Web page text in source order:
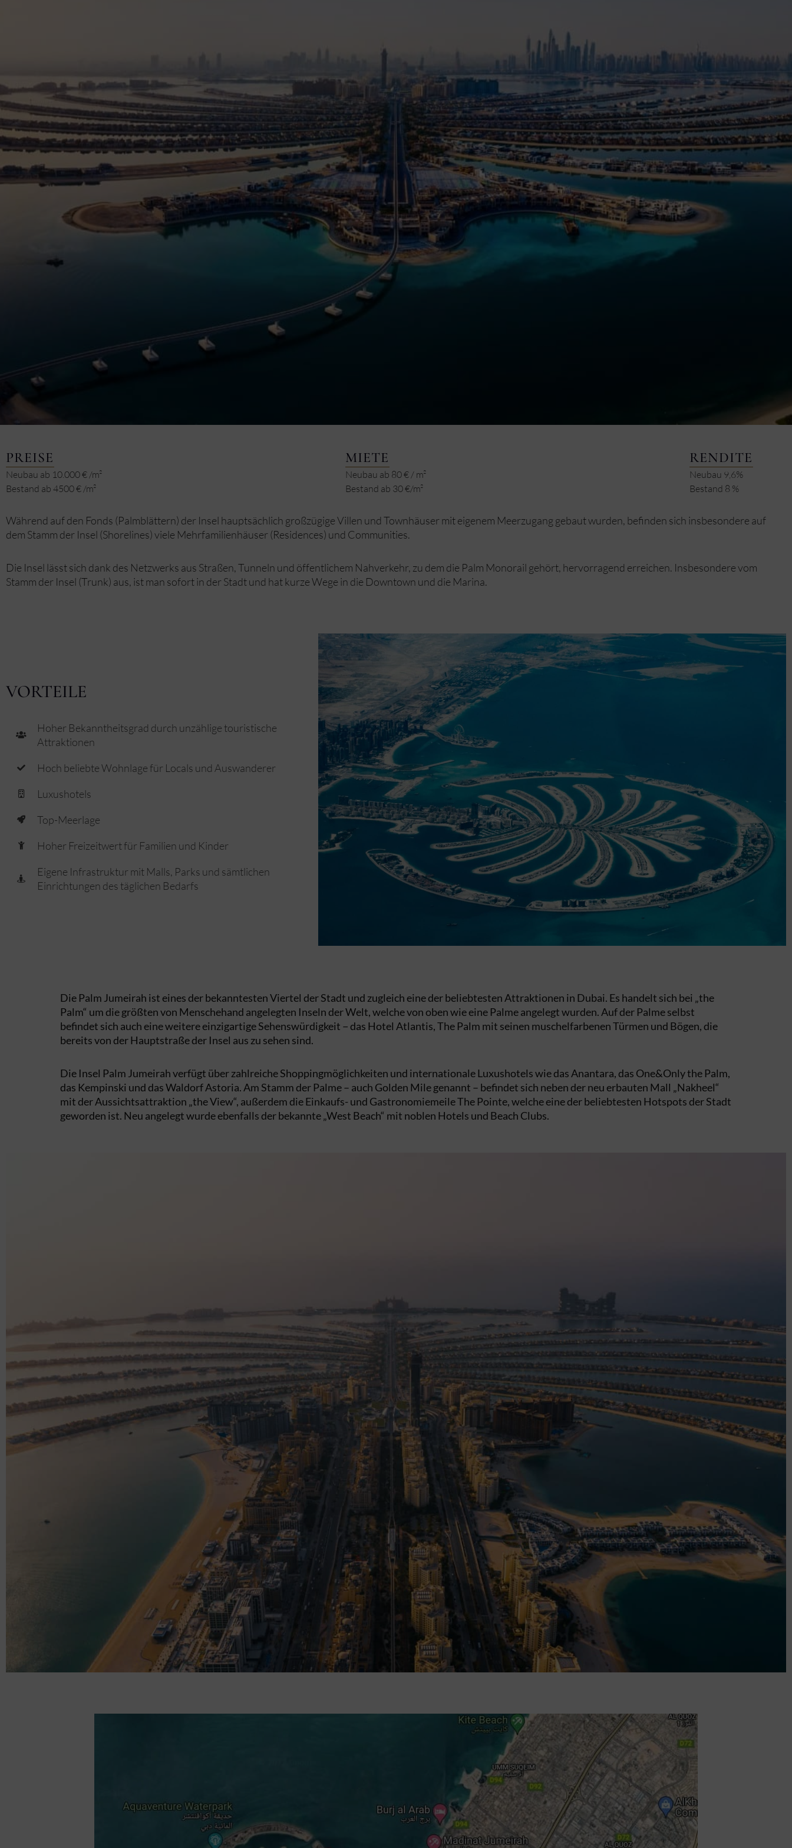
PREISE
Neubau ab 10.000 € /m²
Bestand ab 4500 € /m²
MIETE
Neubau ab 80 € / m²
Bestand ab 30 €/m²
RENDITE
Neubau 9,6%
Bestand 8 %
Während auf den Fonds (Palmblättern) der Insel hauptsächlich großzügige Villen und Townhäuser mit eigenem Meerzugang gebaut wurden, befinden sich insbesondere auf
dem Stamm der Insel (Shorelines) viele Mehrfamilienhäuser (Residences) und Communities.
Die Insel lässt sich dank des Netzwerks aus Straßen, Tunneln und öffentlichem Nahverkehr, zu dem die Palm Monorail gehört, hervorragend erreichen. Insbesondere vom
Stamm der Insel (Trunk) aus, ist man sofort in der Stadt und hat kurze Wege in die Downtown und die Marina.
VORTEILE
Hoher Bekanntheitsgrad durch unzählige touristische
Attraktionen
Hoch beliebte Wohnlage für Locals und Auswanderer
Luxushotels
Top-Meerlage
Hoher Freizeitwert für Familien und Kinder
Eigene Infrastruktur mit Malls, Parks und sämtlichen
Einrichtungen des täglichen Bedarfs
Die Palm Jumeirah ist eines der bekanntesten Viertel der Stadt und zugleich eine der beliebtesten Attraktionen in Dubai. Es handelt sich bei „the
Palm“ um die größten von Menschehand angelegten Inseln der Welt, welche von oben wie eine Palme angelegt wurden. Auf der Palme selbst
befindet sich auch eine weitere einzigartige Sehenswürdigkeit − das Hotel Atlantis, The Palm mit seinen muschelfarbenen Türmen und Bögen, die
bereits von der Hauptstraße der Insel aus zu sehen sind.
Die Insel Palm Jumeirah verfügt über zahlreiche Shoppingmöglichkeiten und internationale Luxushotels wie das Anantara, das One&Only the Palm,
das Kempinski und das Waldorf Astoria. Am Stamm der Palme – auch Golden Mile genannt – befindet sich neben der neu erbauten Mall „Nakheel“
mit der Aussichtsattraktion „the View“, außerdem die Einkaufs- und Gastronomiemeile The Pointe, welche eine der beliebtesten Hotspots der Stadt
geworden ist. Neu angelegt wurde ebenfalls der bekannte „West Beach“ mit noblen Hotels und Beach Clubs.